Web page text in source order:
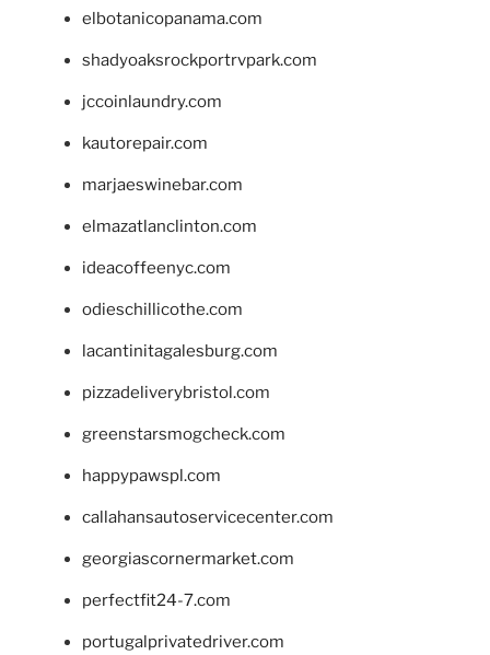
elbotanicopanama.com
shadyoaksrockportrvpark.com
jccoinlaundry.com
kautorepair.com
marjaeswinebar.com
elmazatlanclinton.com
ideacoffeenyc.com
odieschillicothe.com
lacantinitagalesburg.com
pizzadeliverybristol.com
greenstarsmogcheck.com
happypawspl.com
callahansautoservicecenter.com
georgiascornermarket.com
perfectfit24-7.com
portugalprivatedriver.com